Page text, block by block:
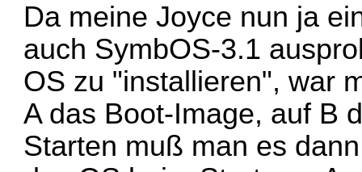
Da meine Joyce nun ja
auch SymbOS-3.1
OS zu "installieren", war
A das Boot-Image, auf B
Starten muß man es